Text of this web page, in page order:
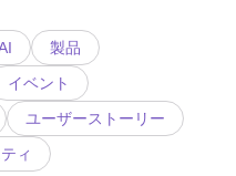
製品
イベント
ユーザーストーリー
ィ